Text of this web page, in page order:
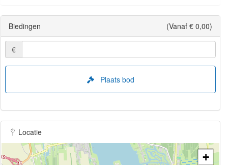
Biedingen (Vanaf € 0,00)
€
Plaats bod
Locatie
+